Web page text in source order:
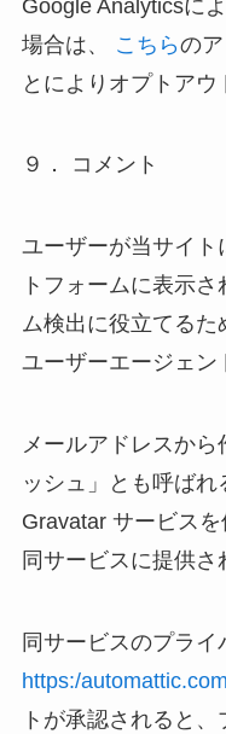
Google Analyticsに
場合は、
こちらの
とによりオプトアウ
９． コメント
ユーザーが当サイト
トフォームに表示
ム検出に役立てる
ユーザーエージェン
メールアドレスか
ッシュ」とも呼ば
Gravatar サービス
同サービスに提供さ
同サービスのプラ
https:/
トが承認されると